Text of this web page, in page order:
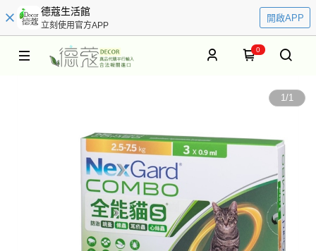
德蔻生活館
立刻使用官方APP
開啟APP
0
1/1